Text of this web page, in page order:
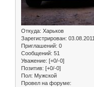
Откуда: Харьков
Зарегистрирован: 03.08.2011
Приглашений: 0
Сообщений: 51
Уважение: [+0/-0]
Позитив: [+0/-0]
Пол: Мужской
Провел на форуме: